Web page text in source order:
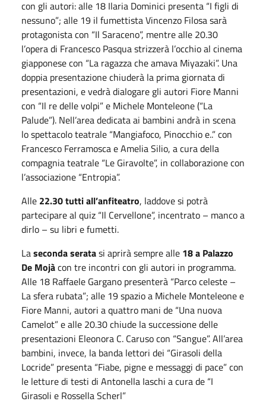
con gli autori: alle 18 Ilaria Dominici presenta “I figli di
nessuno”; alle 19 il fumettista Vincenzo Filosa sarà
protagonista con “Il Saraceno”, mentre alle 20.30
l’opera di Francesco Pasqua strizzerà l’occhio al cinema
giapponese con “La ragazza che amava Miyazaki”. Una
doppia presentazione chiuderà la prima giornata di
presentazioni, e vedrà dialogare gli autori Fiore Manni
con “Il re delle volpi” e Michele Monteleone (“La
Palude”). Nell’area dedicata ai bambini andrà in scena
lo spettacolo teatrale “Mangiafoco, Pinocchio e..” con
Francesco Ferramosca e Amelia Silio, a cura della
compagnia teatrale “Le Giravolte”, in collaborazione con
l’associazione “Entropia”.
Alle 22.30 tutti all’anfiteatro, laddove si potrà
partecipare al quiz “Il Cervellone”, incentrato – manco a
dirlo – su libri e fumetti.
Laseconda seratasi aprirà sempre alle 18 a Palazzo
De Mojàcon tre incontri con gli autori in programma.
Alle 18 Raffaele Gargano presenterà “Parco celeste –
La sfera rubata”; alle 19 spazio a Michele Monteleone e
Fiore Manni, autori a quattro mani de “Una nuova
Camelot” e alle 20.30 chiude la successione delle
presentazioni Eleonora C. Caruso con “Sangue”. All’area
bambini, invece, la banda lettori dei “Girasoli della
Locride” presenta “Fiabe, pigne e messaggi di pace” con
le letture di testi di Antonella Iaschi a cura de “I
Girasoli e Rossella Scherl”